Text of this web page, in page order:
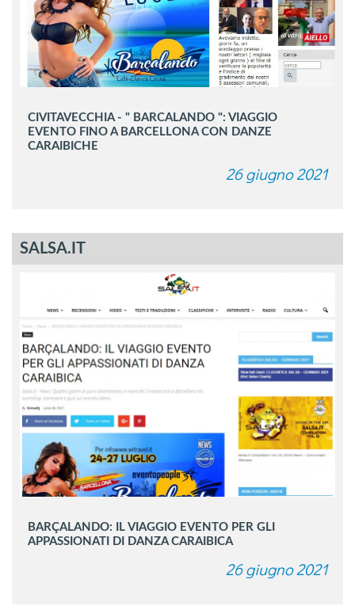
CIVITAVECCHIA - " BARCALANDO ": VIAGGIO
EVENTO FINO A BARCELLONA CON DANZE
CARAIBICHE
26 giugno 2021
SALSA.IT
BARÇALANDO: IL VIAGGIO EVENTO PER GLI
APPASSIONATI DI DANZA CARAIBICA
26 giugno 2021